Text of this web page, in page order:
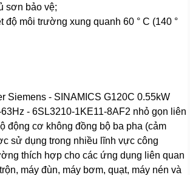
sơn bảo vệ;
độ môi trường xung quanh 60 ° C (140 °
Siemens - SINAMICS G120C 0.55kW
- 6SL3210-1KE11-8AF2 nhỏ gọn liên
động cơ không đồng bộ ba pha (cảm
sử dụng trong nhiều lĩnh vực công
thích hợp cho các ứng dụng liên quan
máy đùn, máy bơm, quạt, máy nén và